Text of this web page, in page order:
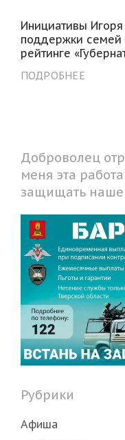
Инициативы
поддержки семей
рейтинге
ПОДРОБНЕЕ
Доброволец
меня эта
защищать наше
Рубрики
Афиша